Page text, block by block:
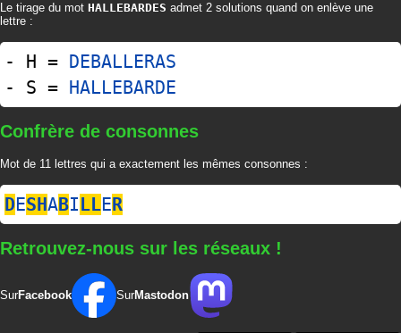
Le tirage du mot HALLEBARDES admet 2 solutions quand on enlève une
lettre :
- H = DEBALLERAS
- S = HALLEBARDE
Confrère de consonnes
Mot de 11 lettres qui a exactement les mêmes consonnes :
DESHABILLER
Retrouvez-nous sur les réseaux !
SurFacebook SurMastodon